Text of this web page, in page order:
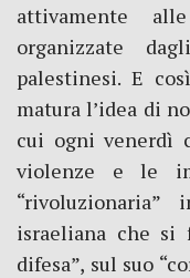
attivamente
organizzate
palestinesi. E
matura l’idea di
cui ogni venerdì
violenze e le
israeliana che si
difesa”, sul suo